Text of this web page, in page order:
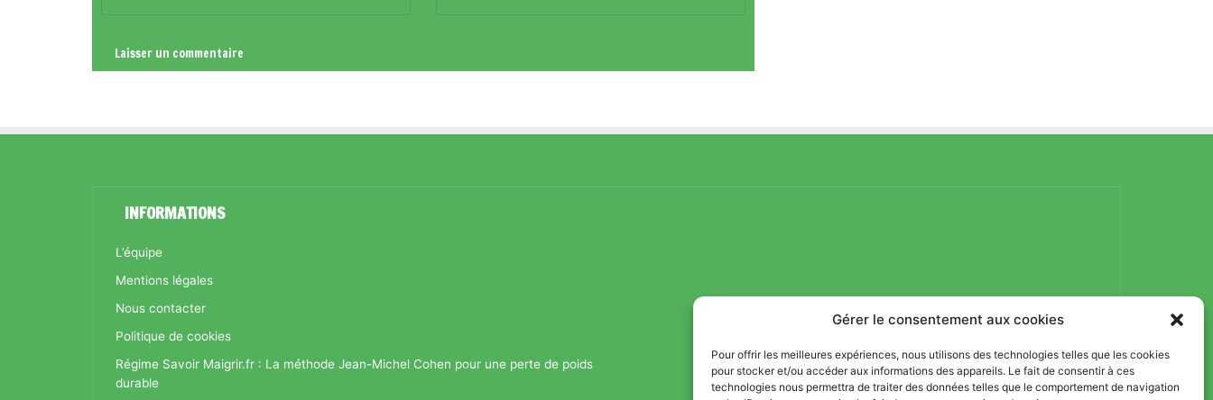
Gérer le consentement aux cookies
Pour offrir les meilleures expériences, nous utilisons des technologies telles que les cookies
pour stocker et/ou accéder aux informations des appareils. Le fait de consentir à ces
technologies nous permettra de traiter des données telles que le comportement de navigation
INFORMATIONS
L’équipe
Mentions légales
Nous contacter
Politique de cookies
Régime Savoir Maigrir.fr : La méthode Jean-Michel Cohen pour une perte de poids
durable